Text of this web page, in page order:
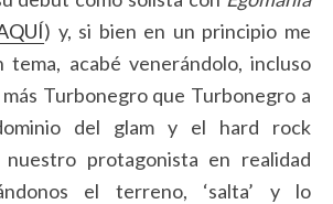
) y, si bien en un principio me
tema, acabé venerándolo, incluso
Turbonegro que Turbonegro a
del glam y el hard rock
nuestro protagonista en realidad
el terreno, ‘salta’ y lo